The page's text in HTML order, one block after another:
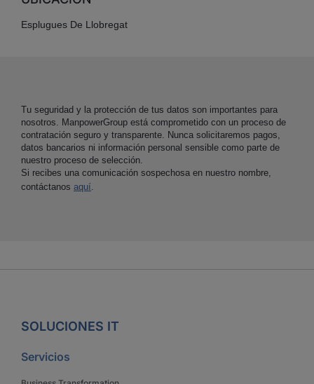
Esplugues De Llobregat
Tu seguridad y la protección de tus datos son importantes para
nosotros. ManpowerGroup está comprometido con un proceso de
contratación seguro y transparente. Nunca solicitaremos pagos,
datos bancarios ni información personal sensible como parte de
nuestro proceso de selección.
Si recibes una comunicación sospechosa en nuestro nombre,
contáctanos aquí
SOLUCIONES IT
Servicios